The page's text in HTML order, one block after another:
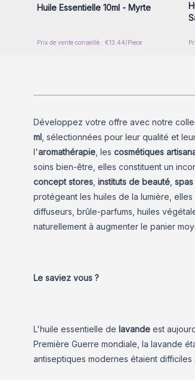
Huile Essentielle 10ml - Myrte
Prix de vente conseillé : €13.44/Piece
Développez votre offre avec notre
ml , sélectionnées pour leur qualité et
l'aromathérapie , les cosmétiques
soins bien-être, elles constituent un
concept stores instituts de beauté spas
protégeant les huiles de la lumière,
diffuseurs, brûle-parfums, huiles
naturellement à augmenter le panier
Le saviez vous ?
L'huile essentielle de lavande est
Première Guerre mondiale, la lavande
antiseptiques modernes étaient difficiles